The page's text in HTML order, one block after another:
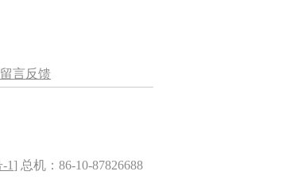
留言反馈
1] 总机：86-10-87826688